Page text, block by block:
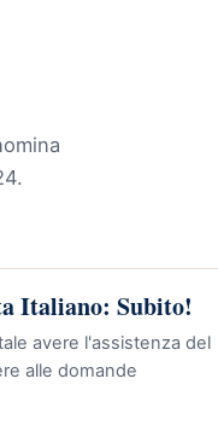
Italiano: Subito!
avere l'assistenza del
alle domande